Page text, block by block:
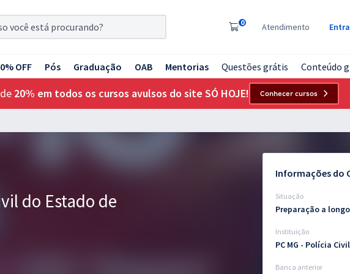
0 Atendimento
OFF Pós Graduação OAB Mentorias Questões grátis Conteúdo
20% em todos os cursos avulsos do site SÓ HOJE! Conhecer cursos
do Estado de
Informações do
Situação
Preparação a
Instituição
PC MG - Polícia
Banca anterior